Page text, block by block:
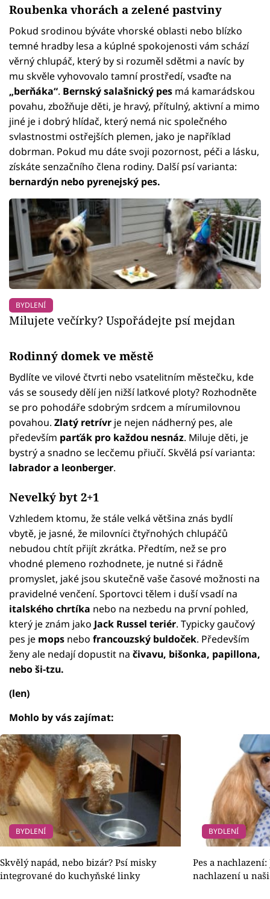
Roubenka vhorách a zelené pastviny
Pokud srodinou býváte vhorské oblasti nebo blízko
temné hradby lesa a kúplné spokojenosti vám schází
věrný chlupáč, který by si rozuměl sdětmi a navíc by
mu skvěle vyhovovalo tamní prostředí, vsaďte na
„berňáka“. Bernský salašnický pes má kamarádskou
povahu, zbožňuje děti, je hravý, přítulný, aktivní a mimo
jiné je i dobrý hlídač, který nemá nic společného
svlastnostmi ostřejších plemen, jako je například
dobrman. Pokud mu dáte svoji pozornost, péči a lásku,
získáte senzačního člena rodiny. Další psí varianta:
bernardýn nebo pyrenejský pes.
BYDLENÍ
Milujete večírky? Uspořádejte psí mejdan
Rodinný domek ve městě
Bydlíte ve vilové čtvrti nebo vsatelitním městečku, kde
vás se sousedy dělí jen nižší laťkové ploty? Rozhodněte
se pro pohodáře sdobrým srdcem a mírumilovnou
povahou. Zlatý retrívr je nejen nádherný pes, ale
především parťák pro každou nesnáz. Miluje děti, je
bystrý a snadno se lecčemu přiučí. Skvělá psí varianta:
labrador a leonberger.
Nevelký byt 2+1
Vzhledem ktomu, že stále velká většina znás bydlí
vbytě, je jasné, že milovníci čtyřnohých chlupáčů
nebudou chtít přijít zkrátka. Předtím, než se pro
vhodné plemeno rozhodnete, je nutné si řádně
promyslet, jaké jsou skutečně vaše časové možnosti na
pravidelné venčení. Sportovci tělem i duší vsadí na
italského chrtíka nebo na nezbedu na první pohled,
který je znám jako Jack Russel teriér. Typicky gaučový
pes je mops nebo francouzský buldoček. Především
ženy ale nedají dopustit na čivavu, bišonka, papillona,
nebo ši-tzu.
(len)
Mohlo by vás zajímat:
BYDLENÍ
Skvělý napád, nebo bizár? Psí misky
integrované do kuchyňské linky
BYDLENÍ
Pes a
nachlazení u